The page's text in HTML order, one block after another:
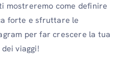
mostreremo come definire
forte e sfruttare le
per far crescere la tua
viaggi!